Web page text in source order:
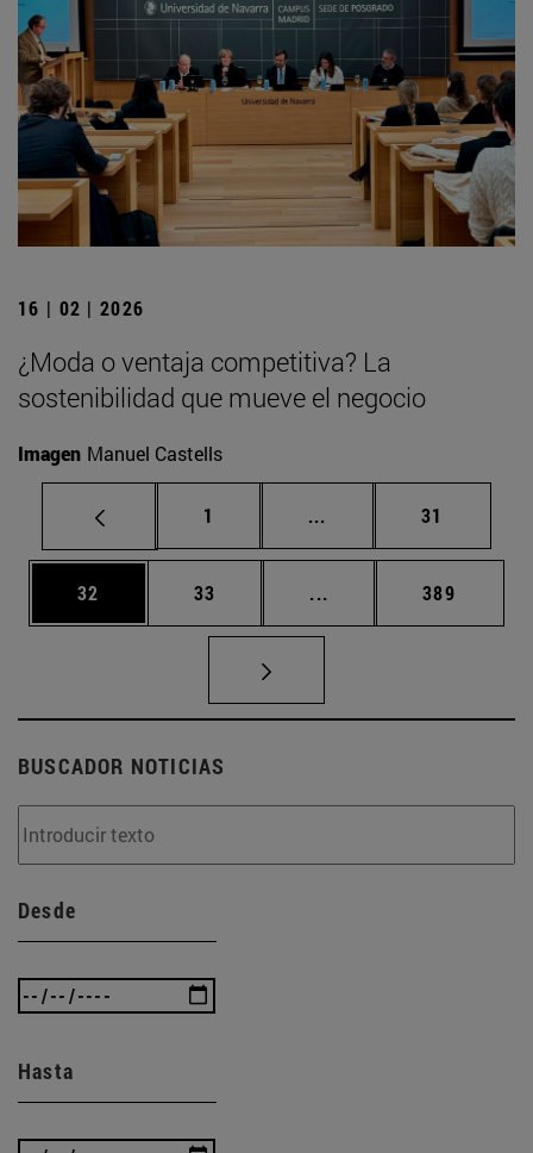
16 | 02 | 2026
¿Moda o ventaja competitiva? La
sostenibilidad que mueve el negocio
Imagen Manuel Castells
Página
1 ... Páginas intermedias
Página
31
Página
32 Página
33 ... Páginas intermedias
Página
389
BUSCADOR NOTICIAS
Desde
Hasta